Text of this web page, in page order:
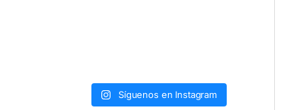
Síguenos en Instagram